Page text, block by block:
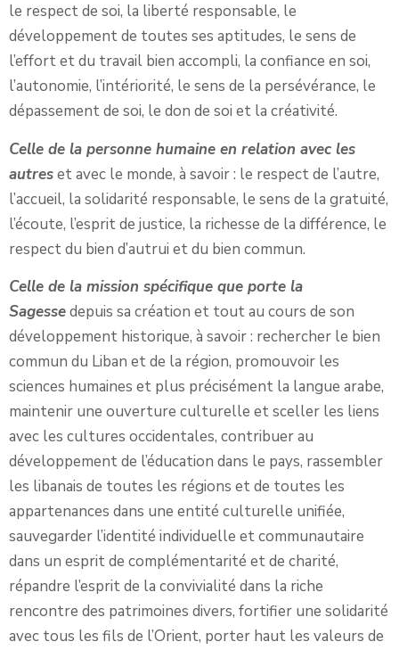
le respect de soi, la liberté responsable, le
développement de toutes ses aptitudes, le sens de
l’effort et du travail bien accompli, la confiance en soi,
l’autonomie, l’intériorité, le sens de la persévérance, le
dépassement de soi, le don de soi et la créativité.
Celle de la personne humaine en relation avec les
autreset avec le monde, à savoir : le respect de l’autre,
l’accueil, la solidarité responsable, le sens de la gratuité,
l’écoute, l’esprit de justice, la richesse de la différence, le
respect du bien d’autrui et du bien commun.
Celle de la mission spécifique que porte la
Sagessedepuis sa création et tout au cours de son
développement historique, à savoir : rechercher le bien
commun du Liban et de la région, promouvoir les
sciences humaines et plus précisément la langue arabe,
maintenir une ouverture culturelle et sceller les liens
avec les cultures occidentales, contribuer au
développement de l’éducation dans le pays, rassembler
les libanais de toutes les régions et de toutes les
appartenances dans une entité culturelle unifiée,
sauvegarder l’identité individuelle et communautaire
dans un esprit de complémentarité et de charité,
répandre l’esprit de la convivialité dans la riche
rencontre des patrimoines divers, fortifier une solidarité
avec tous les fils de l’Orient, porter haut les valeurs de